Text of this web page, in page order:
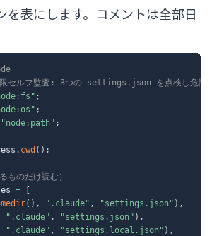
を表にします。コメントは全部日
ルフ監査: 3つの settings.json を点検し危険パ
;
;
"node:path" ;
. cwd ( ) ;
のだけ読む）
=
( ) , ".claude" , "settings.json" ) ,
".claude" , "settings.json" ) ,
".claude" , "settings.local.json" ) ,